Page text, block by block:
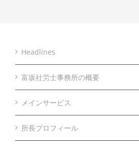
Headlines
富坂社労士事務所の概要
メインサービス
所長プロフィール